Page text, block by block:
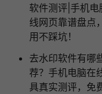
软件测评|手机电
线网页靠谱盘点
用不踩坑！
去水印软件有哪
荐？手机电脑在
具真实测评，免